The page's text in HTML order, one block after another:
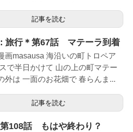
記事を読む
旅行＊第67話 マテーラ到着
画masausa 海沿いの町トロペア
で半日かけて 山の上の町マテー
外は 一面のお花畑で 春らんま...
記事を読む
第108話 もはや終わり？